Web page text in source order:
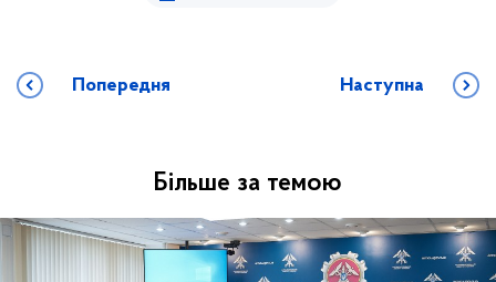
Попередня Наступна
Більше за темою